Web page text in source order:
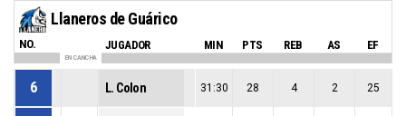
Llaneros de Guárico
NO. JUGADOR MIN PTS REB AS EF
EN CANCHA
6 L. Colon 31:30 28 4 2 25